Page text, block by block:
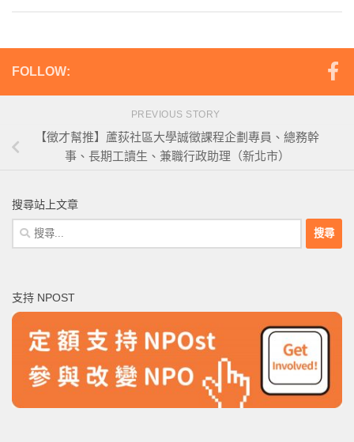
FOLLOW:
PREVIOUS STORY
【徵才幫推】蘆荻社區大學誠徵課程企劃專員、總務幹
事、長期工讀生、兼職行政助理（新北市）
搜尋站上文章
搜
尋
字:
支持 NPOST